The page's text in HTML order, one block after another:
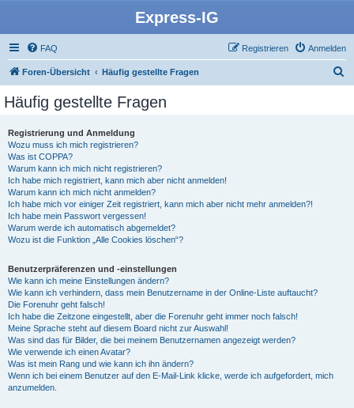
Express-IG
FAQ Anmelden
Registrieren
Foren-Übersicht Häufig gestellte Fragen
Häufig gestellte Fragen
Registrierung und Anmeldung
Wozu muss ich mich registrieren?
Was ist COPPA?
Warum kann ich mich nicht registrieren?
Ich habe mich registriert, kann mich aber nicht anmelden!
Warum kann ich mich nicht anmelden?
Ich habe mich vor einiger Zeit registriert, kann mich aber nicht mehr anmelden?!
Ich habe mein Passwort vergessen!
Warum werde ich automatisch abgemeldet?
Wozu ist die Funktion „Alle Cookies löschen“?
Benutzerpräferenzen und -einstellungen
Wie kann ich meine Einstellungen ändern?
Wie kann ich verhindern, dass mein Benutzername in der Online-Liste auftaucht?
Die Forenuhr geht falsch!
Ich habe die Zeitzone eingestellt, aber die Forenuhr geht immer noch falsch!
Meine Sprache steht auf diesem Board nicht zur Auswahl!
Was sind das für Bilder, die bei meinem Benutzernamen angezeigt werden?
Wie verwende ich einen Avatar?
Was ist mein Rang und wie kann ich ihn ändern?
Wenn ich bei einem Benutzer auf den E-Mail-Link klicke, werde ich aufgefordert, mich
anzumelden.